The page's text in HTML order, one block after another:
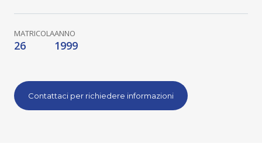
MATRICOLA
26
ANNO
1999
Contattaci per richiedere informazioni